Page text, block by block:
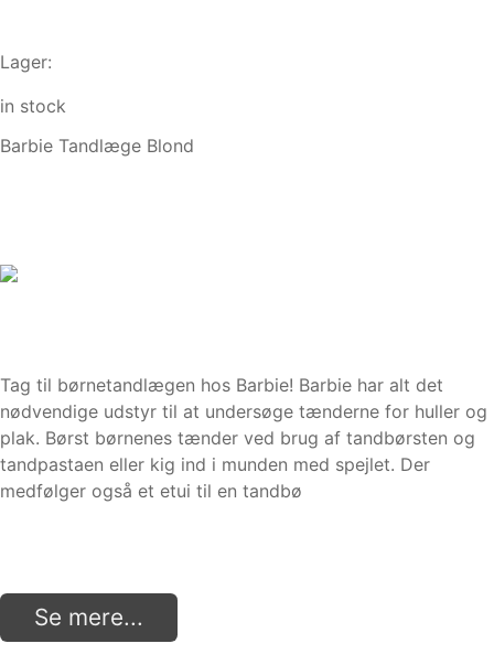
Lager:
in stock
Barbie Tandlæge Blond
Tag til børnetandlægen hos Barbie! Barbie har alt det
nødvendige udstyr til at undersøge tænderne for huller og
plak. Børst børnenes tænder ved brug af tandbørsten og
tandpastaen eller kig ind i munden med spejlet. Der
medfølger også et etui til en tandbø
Se mere...